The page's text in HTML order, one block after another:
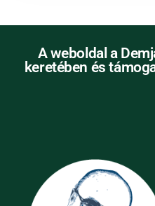
A weboldal a
keretében és